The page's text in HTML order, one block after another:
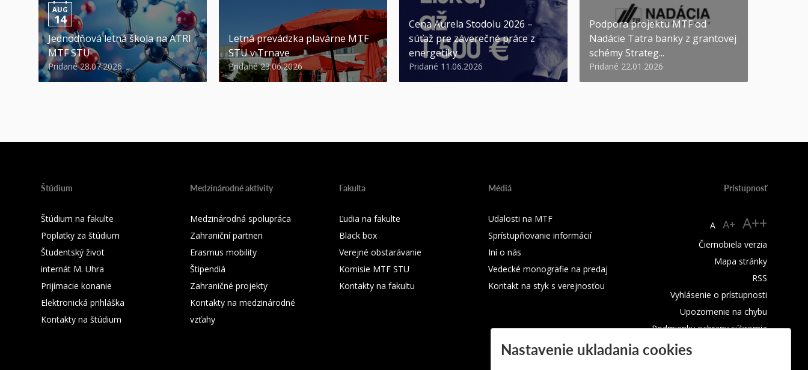
AUG
14
Jednodňová letná škola na ATRI
MTF STU
Pridané 28.07.2026
Letná prevádzka plavárne MTF
STU v Trnave
Pridané 23.06.2026
Cena Aurela Stodolu 2026 –
súťaž pre záverečné práce z
energetiky
Pridané 11.06.2026
Podpora projektu MTF od
Nadácie Tatra banky z grantovej
schémy Strateg...
Pridané 22.01.2026
Štúdium
Štúdium na fakulte
Poplatky za štúdium
Študentský život
internát M. Uhra
Prijímacie konanie
Elektronická prihláška
Kontakty na štúdium
Medzinárodné aktivity
Medzinárodná spolupráca
Zahraniční partneri
Erasmus mobility
Štipendiá
Zahraničné projekty
Kontakty na medzinárodné
vzťahy
Fakulta
Ľudia na fakulte
Black box
Verejné obstarávanie
Komisie MTF STU
Kontakty na fakultu
Médiá
Udalosti na MTF
Sprístupňovanie informácií
Iní o nás
Vedecké monografie na predaj
Kontakt na styk s verejnosťou
Prístupnosť
A A+ A++
Čiernobiela verzia
Mapa stránky
RSS
Vyhlásenie o prístupnosti
Upozornenie na chybu
Podmienky ochrany súkromia
Nastavenie ukladania cookies